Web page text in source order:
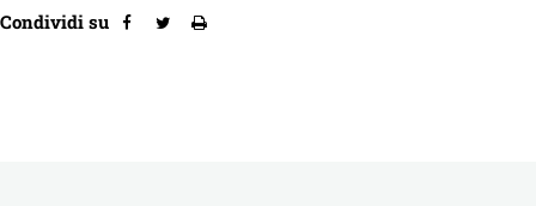
Condividi su